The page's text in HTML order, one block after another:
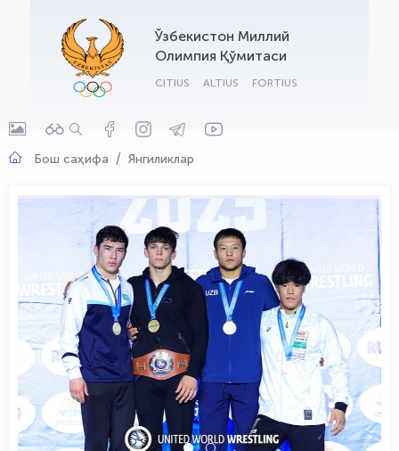
Ўзбекистон Миллий
Олимпия Қўмитаси
CITIUS ALTIUS FORTIUS
Бош саҳифа Янгиликлар
OLYMPCHIK AI - yordamchi
Онлайн · olympic.uz